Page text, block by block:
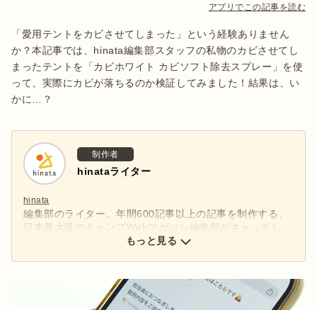
アプリでこの記事を読む
「愛用テントをカビさせてしまった」という経験ありません
か？本記事では、hinata編集部スタッフの私物のカビさせてし
まったテントを「カビホワイト カビソフト除去スプレー」を使
って、実際にカビが落ちるのか検証してみました！結果は、い
かに…？
制作者
hinataライター
hinata
編集部のライター。年間600記事以上の記事を制作する、
日本最大級のキャンプWebマガジン編集部がキャッチし
た、アウトドアの最新情報をお届けします。
もっと見る